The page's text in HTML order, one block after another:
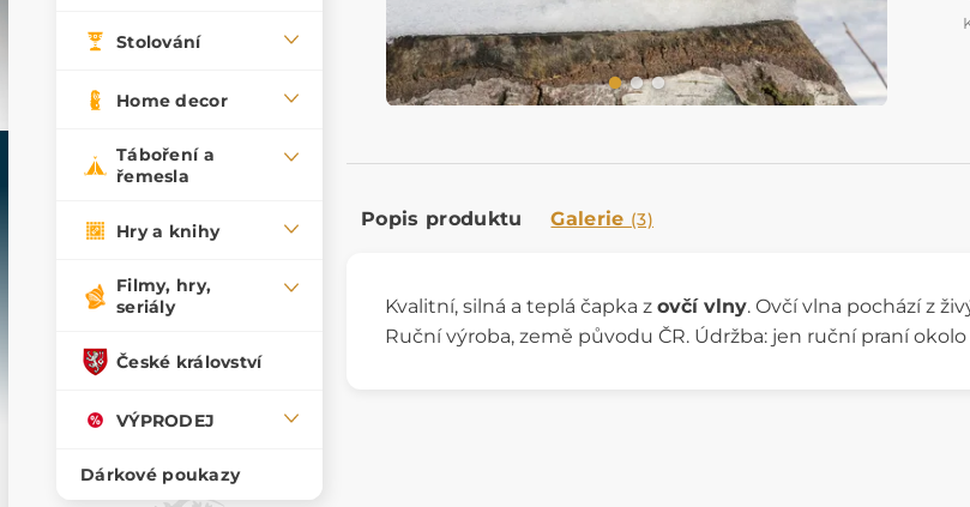
Stolování
Home decor
Táboření a
řemesla
Hry a knihy
Filmy, hry,
seriály
České království
VÝPRODEJ
Dárkové poukazy
Popis produktu Galerie (3)
Kvalitní, silná a teplá čapka z ovčí vlny. Ovčí vlna pochází z
Ruční výroba, země původu ČR. Údržba: jen ruční praní